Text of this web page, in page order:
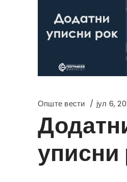
Опште вести јул 6,
уписни